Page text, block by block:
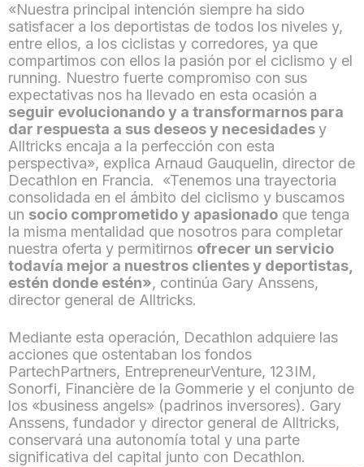
«Nuestra principal intención siempre ha sido
satisfacer a los deportistas de todos los niveles y,
entre ellos, a los ciclistas y corredores, ya que
compartimos con ellos la pasión por el ciclismo y el
running. Nuestro fuerte compromiso con sus
expectativas nos ha llevado en esta ocasión a
seguir evolucionando y a transformarnos para
dar respuesta a sus deseos y necesidadesy
Alltricks encaja a la perfección con esta
perspectiva», explica Arnaud Gauquelin, director de
Decathlon en Francia. «Tenemos una trayectoria
consolidada en el ámbito del ciclismo y buscamos
un socio comprometido y apasionado que tenga
la misma mentalidad que nosotros para completar
nuestra oferta y permitirnos ofrecer un servicio
todavía mejor a nuestros clientes y deportistas,
estén donde estén», continúa Gary Anssens,
director general de Alltricks.
Mediante esta operación, Decathlon adquiere las
acciones que ostentaban los fondos
PartechPartners, EntrepreneurVenture, 123IM,
Sonorfi, Financière de la Gommerie y el conjunto de
los «business angels» (padrinos inversores). Gary
Anssens, fundador y director general de Alltricks,
conservará una autonomía total y una parte
significativa del capital junto con Decathlon.